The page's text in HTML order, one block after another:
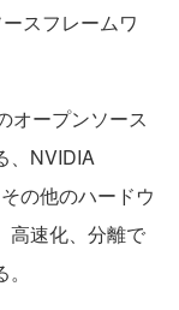
スフレームワ
オープンソース
、NVIDIA
の他のハードウ
高速化、分離で